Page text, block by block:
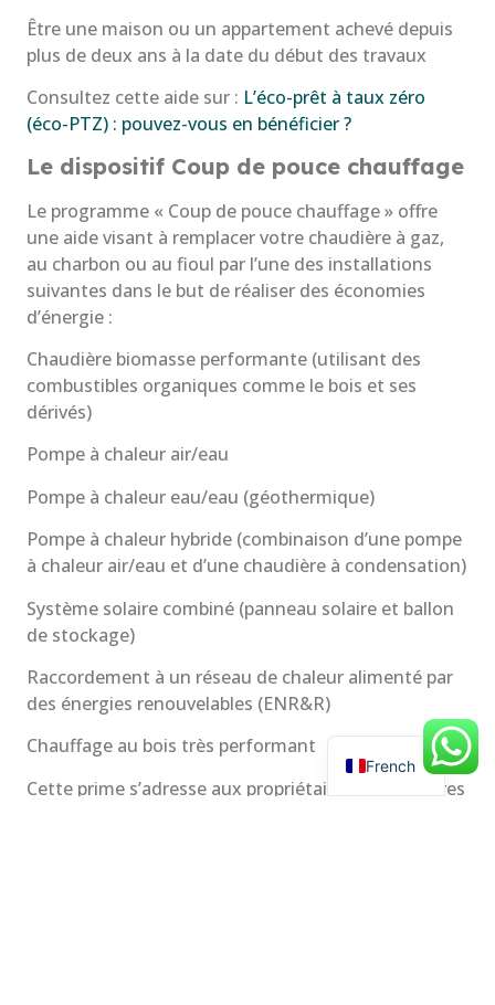
Être une maison ou un appartement achevé depuis
plus de deux ans à la date du début des travaux
Consultez cette aide sur : L’éco-prêt à taux zéro
(éco-PTZ) : pouvez-vous en bénéficier ?
Le dispositif Coup de pouce chauffage
Le programme « Coup de pouce chauffage » offre
une aide visant à remplacer votre chaudière à gaz,
au charbon ou au fioul par l’une des installations
suivantes dans le but de réaliser des économies
d’énergie :
Chaudière biomasse performante (utilisant des
combustibles organiques comme le bois et ses
dérivés)
Pompe à chaleur air/eau
Pompe à chaleur eau/eau (géothermique)
Pompe à chaleur hybride (combinaison d’une pompe
à chaleur air/eau et d’une chaudière à condensation)
Système solaire combiné (panneau solaire et ballon
de stockage)
Raccordement à un réseau de chaleur alimenté par
des énergies renouvelables (ENR&R)
Chauffage au bois très performant
Cette prime s’adresse aux propriétaires ou locataires
French